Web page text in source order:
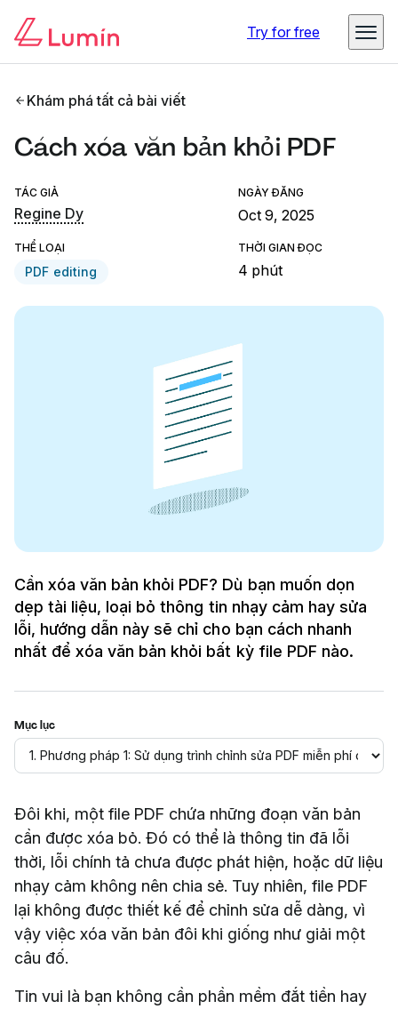
Try for free
Khám phá tất cả bài viết
Cách xóa văn bản khỏi PDF
TÁC GIẢ
Regine Dy
NGÀY ĐĂNG
Oct 9, 2025
THỂ LOẠI
PDF editing
THỜI GIAN ĐỌC
4 phút
Cần xóa văn bản khỏi PDF? Dù bạn muốn dọn
dẹp tài liệu, loại bỏ thông tin nhạy cảm hay sửa
lỗi, hướng dẫn này sẽ chỉ cho bạn cách nhanh
nhất để xóa văn bản khỏi bất kỳ file PDF nào.
Mục lục
Đôi khi, một file PDF chứa những đoạn văn bản
cần được xóa bỏ. Đó có thể là thông tin đã lỗi
thời, lỗi chính tả chưa được phát hiện, hoặc dữ liệu
nhạy cảm không nên chia sẻ. Tuy nhiên, file PDF
lại không được thiết kế để chỉnh sửa dễ dàng, vì
vậy việc xóa văn bản đôi khi giống như giải một
câu đố.
Tin vui là bạn không cần phần mềm đắt tiền hay